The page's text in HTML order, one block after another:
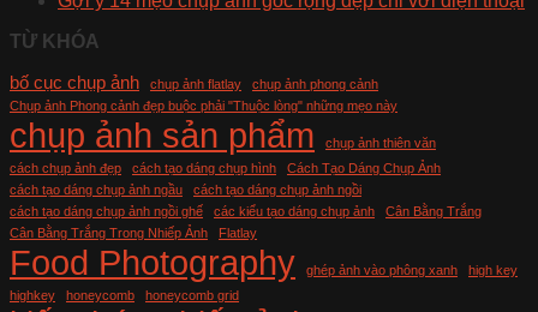
TỪ KHÓA
bố cục chụp ảnh
chụp ảnh flatlay
chụp ảnh phong cảnh
Chụp ảnh Phong cảnh đẹp buộc phải "Thuộc lòng" những mẹo này
chụp ảnh sản phẩm
chụp ảnh thiên văn
cách chụp ảnh đẹp
cách tạo dáng chụp hình
Cách Tạo Dáng Chụp Ảnh
cách tạo dáng chụp ảnh ngầu
cách tạo dáng chụp ảnh ngồi
cách tạo dáng chụp ảnh ngồi ghế
các kiểu tạo dáng chụp ảnh
Cân Bằng Trắng
Cân Bằng Trắng Trong Nhiếp Ảnh
Flatlay
Food Photography ghép ảnh vào phông xanh
high key
highkey
honeycomb honeycomb grid